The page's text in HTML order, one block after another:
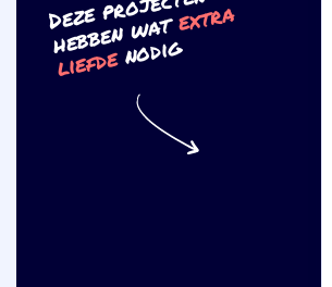
watextr
a
liefdenodig